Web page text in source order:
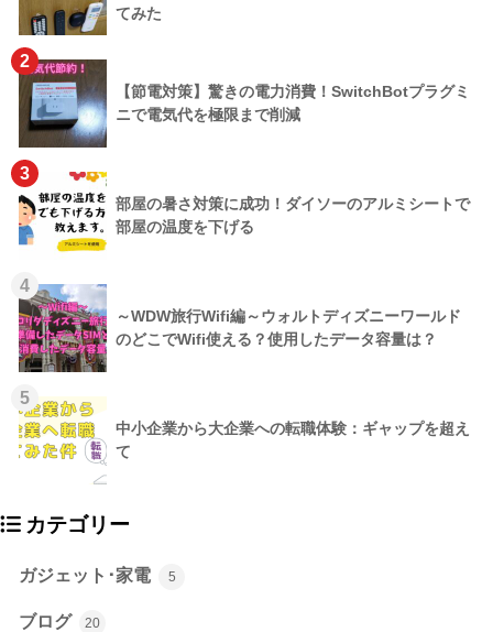
てみた
2
【節電対策】驚きの電力消費！SwitchBotプラグミ
ニで電気代を極限まで削減
3
部屋の暑さ対策に成功！ダイソーのアルミシートで
部屋の温度を下げる
4
～WDW旅行Wifi編～ウォルトディズニーワールド
のどこでWifi使える？使用したデータ容量は？
5
中小企業から大企業への転職体験：ギャップを超え
て
カテゴリー
ガジェット･家電 5
ブログ 20